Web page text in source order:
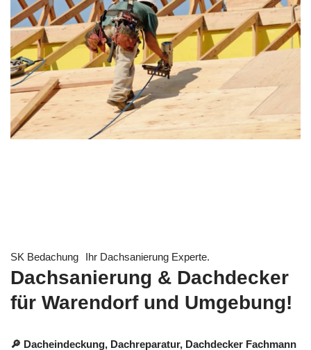
SK Bedachung Ihr Dachsanierung Experte.
Dachsanierung & Dachdecker
für Warendorf und Umgebung!
🔎 Dacheindeckung, Dachreparatur, Dachdecker Fachmann